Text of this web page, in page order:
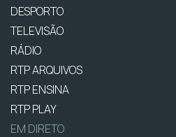
DESPORTO
TELEVISÃO
RÁDIO
RTP ARQUIVOS
RTP ENSINA
RTP PLAY
EM DIRETO